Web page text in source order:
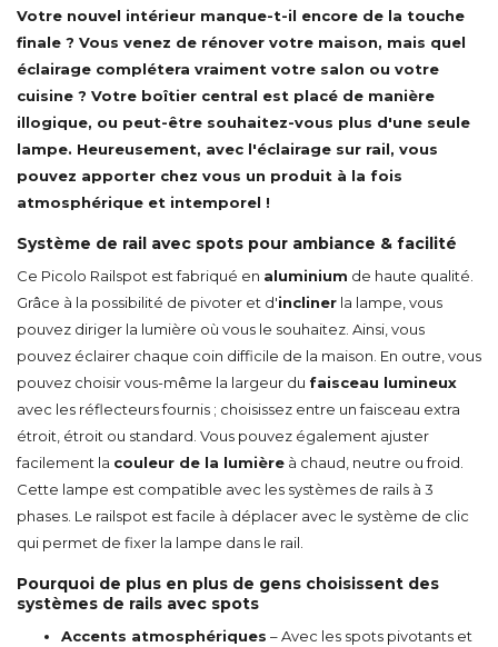
Votre nouvel intérieur manque-t-il encore de la touche
finale ? Vous venez de rénover votre maison, mais quel
éclairage complétera vraiment votre salon ou votre
cuisine ? Votre boîtier central est placé de manière
illogique, ou peut-être souhaitez-vous plus d'une seule
lampe. Heureusement, avec l'éclairage sur rail, vous
pouvez apporter chez vous un produit à la fois
atmosphérique et intemporel !
Système de rail avec spots pour ambiance & facilité
Ce Picolo Railspot est fabriqué en aluminium de haute qualité.
Grâce à la possibilité de pivoter et d'incliner la lampe, vous
pouvez diriger la lumière où vous le souhaitez. Ainsi, vous
pouvez éclairer chaque coin difficile de la maison. En outre, vous
pouvez choisir vous-même la largeur du faisceau lumineux
avec les réflecteurs fournis ; choisissez entre un faisceau extra
étroit, étroit ou standard. Vous pouvez également ajuster
facilement la couleur de la lumière à chaud, neutre ou froid.
Cette lampe est compatible avec les systèmes de rails à 3
phases. Le railspot est facile à déplacer avec le système de clic
qui permet de fixer la lampe dans le rail.
Pourquoi de plus en plus de gens choisissent des
systèmes de rails avec spots
Accents atmosphériques – Avec les spots pivotants et